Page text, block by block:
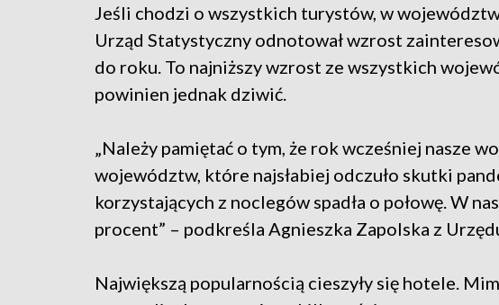
Jeśli chodzi o wszystkich turystów, w
Urząd Statystyczny odnotował wzrost
do roku. To najniższy wzrost ze wszystkich
powinien jednak dziwić.
„Należy pamiętać o tym, że rok wcześniej nasze
województw, które najsłabiej odczuło skutki
korzystających z noclegów spadła o połowę. W
procent” – podkreśla Agnieszka Zapolska z
Największą popularnością cieszyły się hotele.